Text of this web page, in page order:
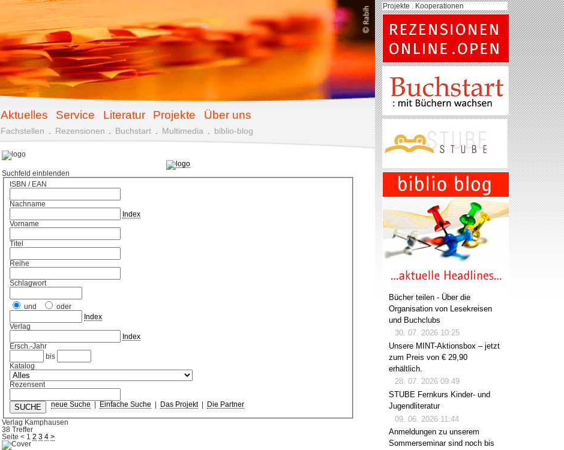
Aktuelles Service Literatur Projekte Über uns
Fachstellen Rezensionen Buchstart Multimedia biblio-blog
Suchfeld einblenden
ISBN / EAN
Nachname
Index
Vorname
Titel
Reihe
Schlagwort
und
oder
Index
Verlag
Index
Ersch.-Jahr
bis
Katalog
Rezensent
neue Suche Einfache Suche Das Projekt| Die Partner
Verlag Kamphausen
38 Treffer
Seite< 1 2 3 4 >
Projekte . Kooperationen
Bücher teilen - Über die
Organisation von Lesekreisen
und Buchclubs
30. 07. 2026 10:25
Unsere MINT-Aktionsbox – jetzt
zum Preis von € 29,90
erhältlich.
28. 07. 2026 09:49
STUBE Fernkurs Kinder- und
Jugendliteratur
09. 06. 2026 11:44
Anmeldungen zu unserem
Sommerseminar sind noch bis